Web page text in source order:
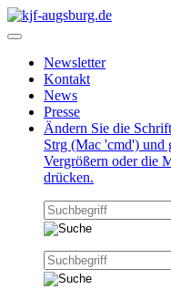
Newsletter
Kontakt
News
Presse
Ändern Sie die
Strg (Mac 'cmd') und
Vergrößern oder die
drücken.